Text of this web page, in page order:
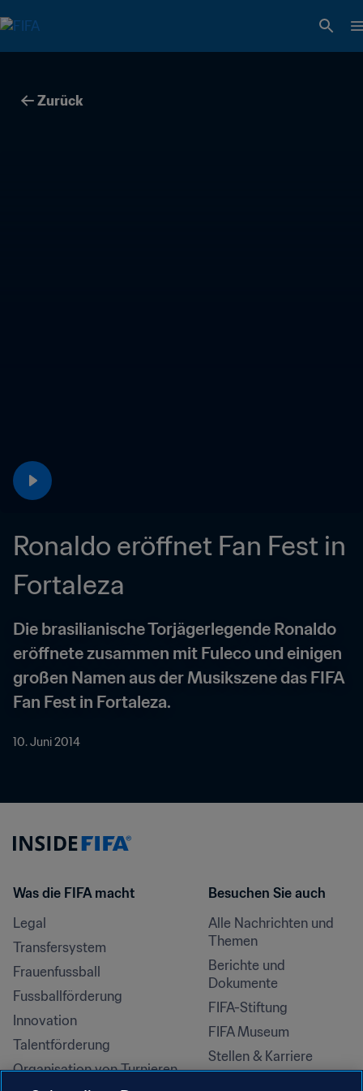
Zurück
Ronaldo eröffnet Fan Fest in
Fortaleza
Die brasilianische Torjägerlegende Ronaldo
eröffnete zusammen mit Fuleco und einigen
großen Namen aus der Musikszene das FIFA
Fan Fest in Fortaleza.
10. Juni 2014
Was die FIFA macht
Legal
Transfersystem
Frauenfussball
Fussballförderung
Innovation
Talentförderung
Organisation von Turnieren
Besuchen Sie auch
Alle Nachrichten und
Themen
Berichte und
Dokumente
FIFA-Stiftung
FIFA Museum
Stellen & Karriere